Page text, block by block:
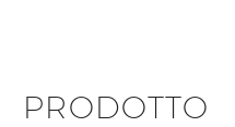
PRODOTTO